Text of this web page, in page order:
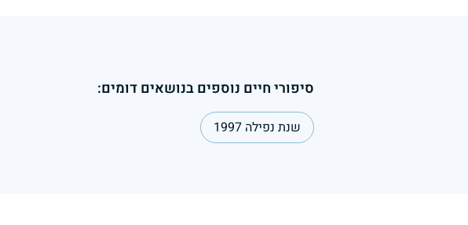
סיפורי חיים נוספים בנושאים דומים:
שנת נפילה 1997